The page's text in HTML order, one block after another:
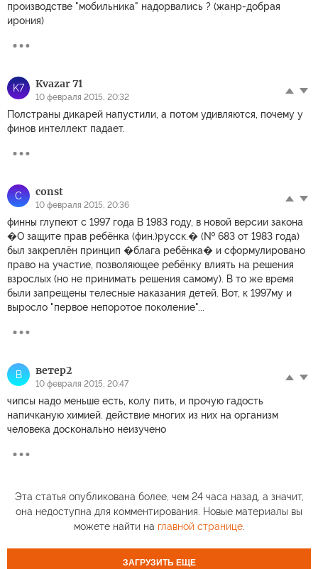
производстве "мобильника" надорвались ? (жанр-добрая
ирония)
K7 Kvazar 71
10 февраля 2015, 20:32
Полстраны дикарей напустили, а потом удивляются, почему у
финов интеллект падает.
C const
10 февраля 2015, 20:36
финны глупеют с 1997 года В 1983 году, в новой версии закона
�О защите прав ребёнка (фин.)русск.� (№ 683 от 1983 года)
был закреплён принцип �блага ребёнка� и сформулировано
право на участие, позволяющее ребёнку влиять на решения
взрослых (но не принимать решения самому). В то же время
были запрещены телесные наказания детей. Вот, к 1997му и
выросло "первое непоротое поколение"...
В ветер2
10 февраля 2015, 20:47
чипсы надо меньше есть, колу пить, и прочую гадость
напичканую химией. действие многих из них на организм
человека досконально неизучено
Эта статья опубликована более, чем 24 часа назад, а значит,
она недоступна для комментирования. Новые материалы вы
можете найти на главной странице.
ЗАГРУЗИТЬ ЕЩЕ